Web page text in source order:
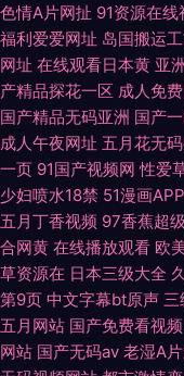
色情A片网扯 91资源在线
福利爱爱网址 岛国搬运
网址 在线观看日本黄 亚
产精品探花一区 成人免
国产精品无码亚洲 国产
成人午夜网址 五月花无
一页 91国产视频网 性爱
少妇喷水18禁 51漫画APP
五月丁香视频 97香蕉超
合网黄 在线播放观看 欧
草资源在 日本三级大全
第9页 中文字幕bt原声 三
五月网站 国产免费看视频
网站 国产无码av 老湿A